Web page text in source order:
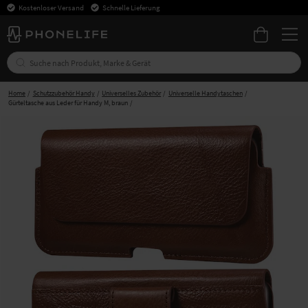
Kostenloser Versand Schnelle Lieferung
Home Schutzzubehör Handy Universelles Zubehör
Universelle Handytaschen
Gürteltasche aus Leder für Handy M, braun